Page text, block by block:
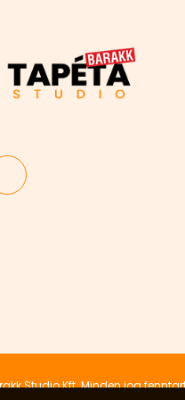
Studio Kft. Minden jog